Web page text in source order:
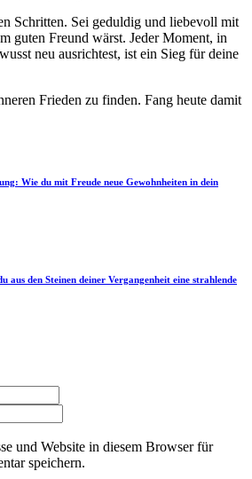
Schritten. Sei geduldig und liebevoll mit
guten Freund wärst. Jeder Moment, in
neu ausrichtest, ist ein Sieg für deine
Frieden zu finden. Fang heute damit
Wie du mit Freude neue Gewohnheiten in dein
aus den Steinen deiner Vergangenheit eine strahlende
und Website in diesem Browser für
speichern.